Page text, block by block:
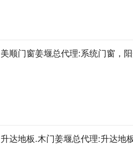
美顺门窗姜堰总代理:系统门窗，
升达地板.木门姜堰总代理:升达地